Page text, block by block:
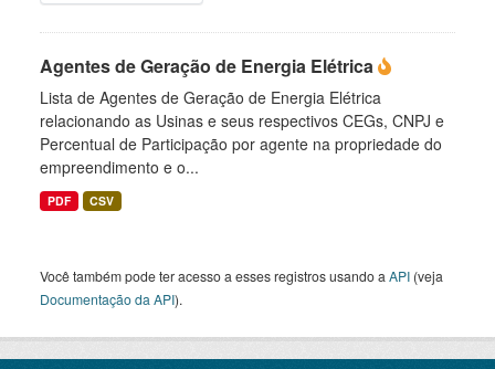
Agentes de Geração de Energia Elétrica
Lista de Agentes de Geração de Energia Elétrica
relacionando as Usinas e seus respectivos CEGs, CNPJ e
Percentual de Participação por agente na propriedade do
empreendimento e o...
PDF CSV
Você também pode ter acesso a esses registros usando a API (veja
Documentação da API).